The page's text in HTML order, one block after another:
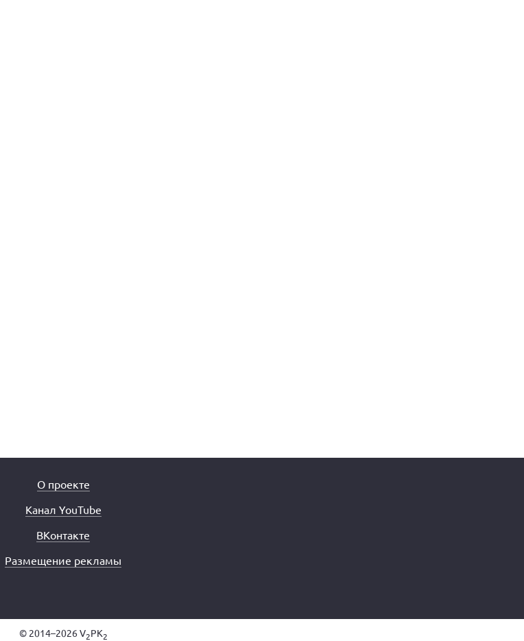
О проекте
Канал YouTube
ВКонтакте
Размещение рекламы
© 2014–2026 V2PK2